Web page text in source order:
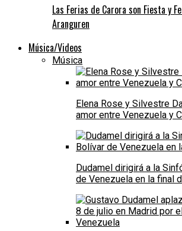
Las Ferias de Carora son Fiesta y
Aranguren
Música/Videos
Música
Elena Rose y Silvestre
amor entre Venezuela y
Dudamel dirigirá a la
de Venezuela en la final